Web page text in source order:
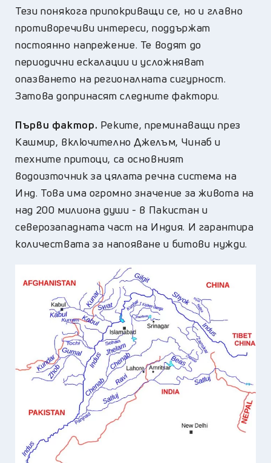
Тези понякога припокриващи се, но и главно
противоречиви интереси, поддържат
постоянно напрежение. Те водят до
периодични ескалации и усложняват
опазването на регионалната сигурност.
Затова допринасят следните фактори.
Първи фактор. Реките, преминаващи през
Кашмир, включително Джелъм, Чинаб и
техните притоци, са основният
водоизточник за цялата речна система на
Инд. Това има огромно значение за живота на
над 200 милиона души - в Пакистан и
северозападната част на Индия. И гарантира
количествата за напояване и битови нужди.